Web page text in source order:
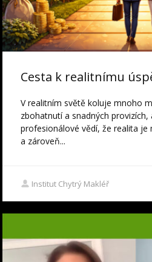
Cesta k realitnímu
V realitním světě koluje mnoho
zbohatnutí a snadných provizích,
profesionálové vědí, že realita
a zároveň...
Institut Chytrý Makléř